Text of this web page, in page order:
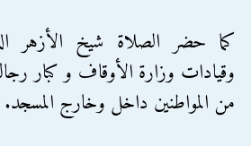
كما حضر الصلاة شيخ الأزهر
وقيادات وزارة الأوقاف و كبار
من المواطنين داخل وخارج المسجد.